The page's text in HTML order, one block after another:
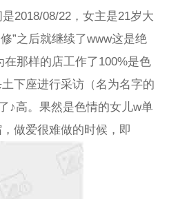
2018/08/22，女主是21岁大
”之后就继续了www这是绝
在那样的店工作了100%是色
下座进行采访（名为名字的
♪高。果然是色情的女儿w单
做爱很难做的时候，即